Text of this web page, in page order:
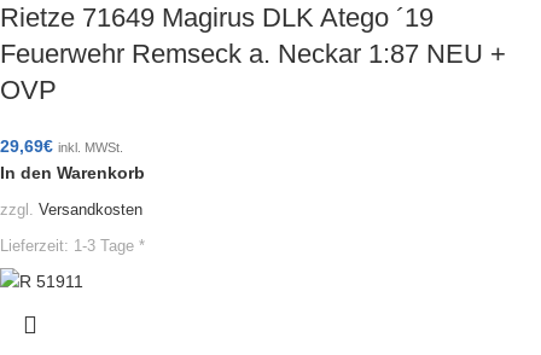
Rietze 71649 Magirus DLK Atego ´19
Feuerwehr Remseck a. Neckar 1:87 NEU +
OVP
29,69€ inkl. MWSt.
In den Warenkorb
zzgl. Versandkosten
Lieferzeit: 1-3 Tage *